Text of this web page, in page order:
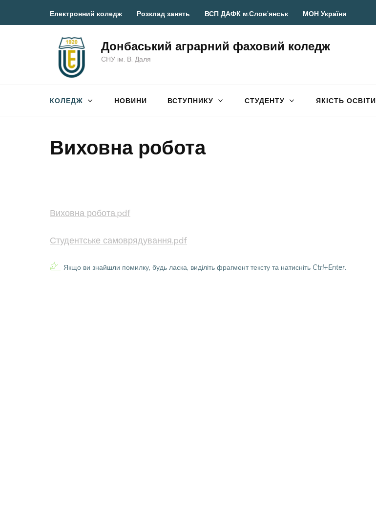
Електронний коледж Розклад занять ВСП ДАФК м.Слов’янськ МОН України
Донбаський аграрний фаховий коледж
СНУ ім. В. Даля
КОЛЕДЖ НОВИНИ ВСТУПНИКУ СТУДЕНТУ ЯКІСТЬ ОСВІТИ
Виховна робота
Виховна робота.pdf
Студентське самоврядування.pdf
Якщо ви знайшли помилку, будь ласка, виділіть фрагмент тексту та натисніть Ctrl+Enter.